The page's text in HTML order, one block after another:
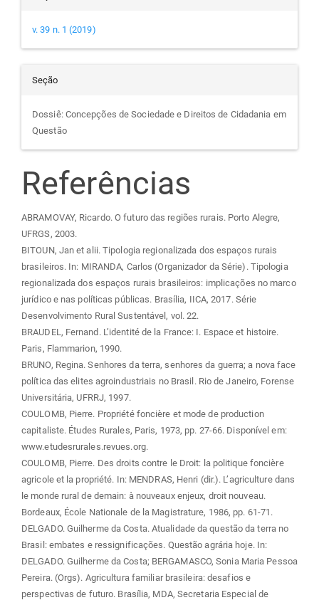
v. 39 n. 1 (2019)
Seção
Dossiê: Concepções de Sociedade e Direitos de Cidadania em
Questão
Referências
ABRAMOVAY, Ricardo. O futuro das regiões rurais. Porto Alegre,
UFRGS, 2003.
BITOUN, Jan et alii. Tipologia regionalizada dos espaços rurais
brasileiros. In: MIRANDA, Carlos (Organizador da Série). Tipologia
regionalizada dos espaços rurais brasileiros: implicações no marco
jurídico e nas políticas públicas. Brasília, IICA, 2017. Série
Desenvolvimento Rural Sustentável, vol. 22.
BRAUDEL, Fernand. L’identité de la France: I. Espace et histoire.
Paris, Flammarion, 1990.
BRUNO, Regina. Senhores da terra, senhores da guerra; a nova face
política das elites agroindustriais no Brasil. Rio de Janeiro, Forense
Universitária, UFRRJ, 1997.
COULOMB, Pierre. Propriété foncière et mode de production
capitaliste. Études Rurales, Paris, 1973, pp. 27-66. Disponível em:
www.etudesrurales.revues.org.
COULOMB, Pierre. Des droits contre le Droit: la politique foncière
agricole et la propriété. In: MENDRAS, Henri (dir.). L’agriculture dans
le monde rural de demain: à nouveaux enjeux, droit nouveau.
Bordeaux, École Nationale de la Magistrature, 1986, pp. 61-71.
DELGADO. Guilherme da Costa. Atualidade da questão da terra no
Brasil: embates e ressignificações. Questão agrária hoje. In:
DELGADO. Guilherme da Costa; BERGAMASCO, Sonia Maria Pessoa
Pereira. (Orgs). Agricultura familiar brasileira: desafios e
perspectivas de futuro. Brasília, MDA, Secretaria Especial de